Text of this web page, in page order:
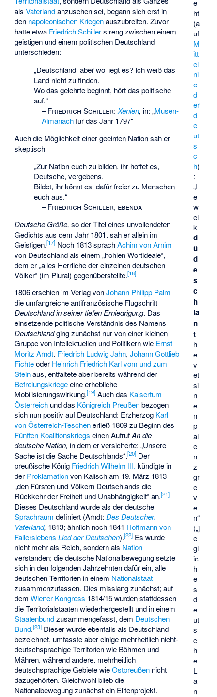
e
ht
(a
uf
M
itt
el
ni
e
d
er
d
e
ut
s
c
h)
:
„I
e
w
el
k
d
ü
d
e
s
c
h
la
n
t
h
e
v
et
si
n
e
n
p
al
e
n
z
gr
e
v
e
n“
(„j
e
gl
ic
h
e
s
d
e
ut
s
c
h
e
L
a
n
alsVaterlandanzusehen sei, begann sich erst in
den napoleonischen Kriegenauszubreiten. Zuvor
hatte etwa Friedrich Schillerstreng zwischen einem
geistigen und einem politischen Deutschland
unterschieden:
„Deutschland, aber wo liegt es? Ich weiß das
Land nicht zu finden.
Wo das gelehrte beginnt, hört das politische
auf.“
–Friedrich Schiller: Xenien, in: „Musen-
Almanachfür das Jahr 1797“
Auch die Möglichkeit einer geeinten Nation sah er
skeptisch:
„Zur Nation euch zu bilden, ihr hoffet es,
Deutsche, vergebens.
Bildet, ihr könnt es, dafür freier zu Menschen
euch aus.“
–Friedrich Schiller, ebenda
Deutsche Größe, so der Titel eines unvollendeten
Gedichts aus dem Jahr 1801, sah er allein im
Geistigen.[17] Noch 1813 sprachAchim von Arnim
von Deutschland als einem „hohlen Wortideale“,
dem er „alles Herrliche der einzelnen deutschen
Völker“ (im Plural) gegenüberstellte.[18]
1806 erschien im Verlag vonJohann Philipp Palm
die umfangreiche antifranzösische Flugschrift
Deutschland in seiner tiefen Erniedrigung. Das
einsetzende politische Verständnis des Namens
Deutschlandging zunächst nur von einer kleinen
Gruppe von Intellektuellen und Politikern wie Ernst
Moritz Arndt, Friedrich Ludwig Jahn,Johann Gottlieb
Fichteoder Heinrich Friedrich Karl vom und zum
Steinaus, entfaltete aber bereits während der
Befreiungskriegeeine erhebliche
Mobilisierungswirkung.[19] Auch das Kaisertum
Österreich und das Königreich Preußenbezogen
sich nun positiv auf Deutschland: Erzherzog Karl
von Österreich-Teschenerließ 1809 zu Beginn des
Fünften Koalitionskriegs einen AufrufAn die
deutsche Nation, in dem er versicherte: „Unsere
Sache ist die Sache Deutschlands“.[20] Der
preußische König Friedrich Wilhelm III. kündigte in
der Proklamationvon Kalisch am 19. März 1813
„den Fürsten und Völkern Deutschlands die
Rückkehr der Freiheit und Unabhängigkeit“ an.[21]
Dieses Deutschland wurde als der deutsche
Sprachraum definiert (Arndt:Des Deutschen
Vaterland, 1813; ähnlich noch 1841 Hoffmann von
Fallerslebens Lied der Deutschen).[22] Es wurde
nicht mehr als Reich, sondern als Nation
verstanden; die deutsche Nationalbewegung setzte
sich in den folgenden Jahrzehnten dafür ein, alle
deutschen Territorien in einem Nationalstaat
zusammenzufassen. Dies misslang zunächst; auf
demWiener Kongress 1814/15 wurden stattdessen
die Territorialstaaten wiederhergestellt und in einem
Staatenbundzusammengefasst, dem Deutschen
Bund.[23] Dieser wurde ebenfalls als Deutschland
bezeichnet, umfasste aber einige mehrheitlich nicht-
deutschsprachige Territorien wie Böhmen und
Mähren, während andere, mehrheitlich
deutschsprachige Gebiete wieOstpreußen nicht
dazugehörten. Gleichwohl blieb die
Nationalbewegung zunächst ein Elitenprojekt.